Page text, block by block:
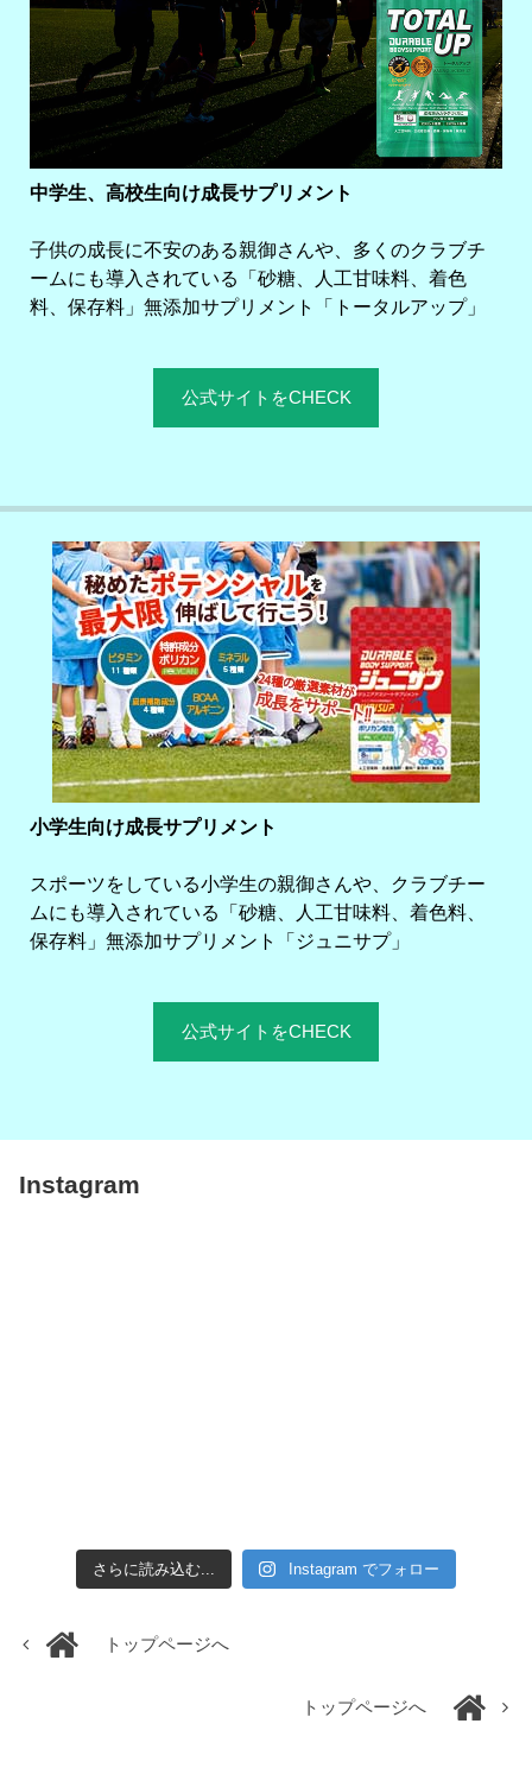
中学生、高校生向け成長サプリメント
子供の成長に不安のある親御さんや、多くのクラブチ
ームにも導入されている「砂糖、人工甘味料、着色
料、保存料」無添加サプリメント「トータルアップ」
公式サイトをCHECK
小学生向け成長サプリメント
スポーツをしている小学生の親御さんや、クラブチー
ムにも導入されている「砂糖、人工甘味料、着色料、
保存料」無添加サプリメント「ジュニサプ」
公式サイトをCHECK
Instagram
さらに読み込む... Instagram でフォロー
トップページへ
トップページへ